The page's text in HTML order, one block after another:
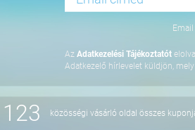
Az Adatkezelési Tájékoztatót
Adatkezelő hírlevelet küldjön,
123 közösségi vásárló oldal összes
-36%